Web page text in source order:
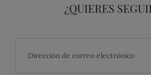
¿QUIERES